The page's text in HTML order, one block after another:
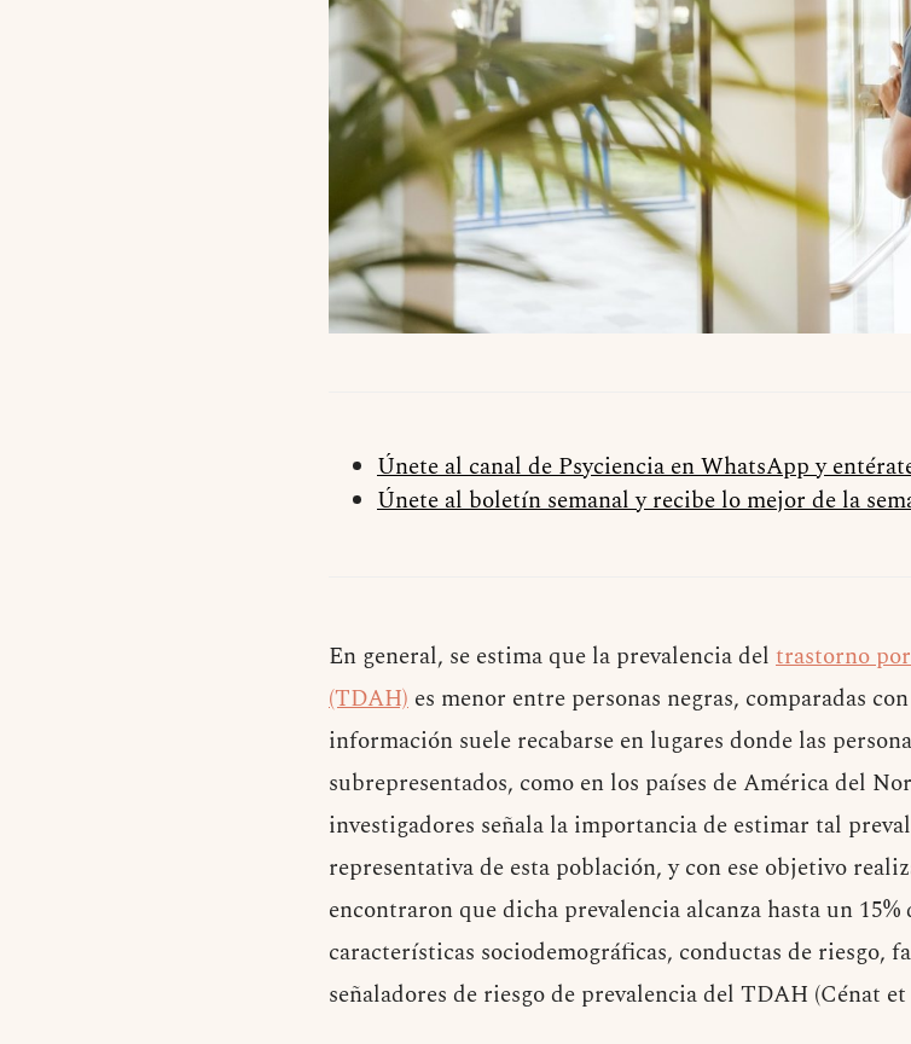
Únete al canal de Psyciencia en WhatsApp y
Únete al boletín semanal y recibe lo mejor de la
En general, se estima que la prevalencia del trastorno
(TDAH) es menor entre personas negras, comparadas
información suele recabarse en lugares donde las
subrepresentados, como en los países de América del
investigadores señala la importancia de estimar tal
representativa de esta población, y con ese objetivo
encontraron que dicha prevalencia alcanza hasta un 15%
características sociodemográficas, conductas de riesgo,
señaladores de riesgo de prevalencia del TDAH (Cénat et